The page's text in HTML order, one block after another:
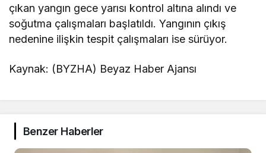
çıkan yangın gece yarısı kontrol altına alındı ve
soğutma çalışmaları başlatıldı. Yangının çıkış
nedenine ilişkin tespit çalışmaları ise sürüyor.
Kaynak: (BYZHA) Beyaz Haber Ajansı
Benzer Haberler